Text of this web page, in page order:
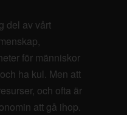
del av vårt
för människor
ha kul. Men att
och ofta är
att gå ihop.